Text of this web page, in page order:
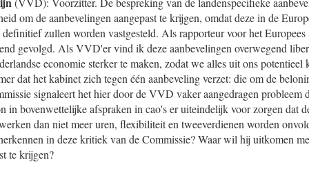
om de aanbevelingen aangepast te krijgen, omdat deze in de
zullen worden vastgesteld. Als rapporteur voor het Europees
gevolgd. Als VVD'er vind ik deze aanbevelingen overwegend
economie sterker te maken, zodat we alles uit ons
dat het kabinet zich tegen één aanbeveling verzet: die om de
signaleert het hier door de VVD vaker aangedragen probleem
in bovenwettelijke afspraken in cao's er uiteindelijk voor zorgen dat
dan niet meer uren, flexibiliteit en tweeverdienen worden
in deze kritiek van de Commissie? Waar wil hij uitkomen
te krijgen?